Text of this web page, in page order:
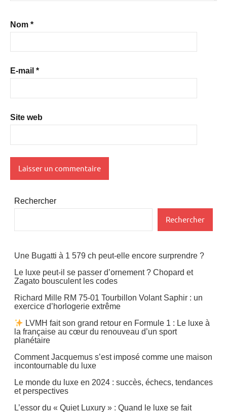
Nom *
E-mail *
Site web
Rechercher
Rechercher
Une Bugatti à 1 579 ch peut-elle encore surprendre ?
Le luxe peut-il se passer d’ornement ? Chopard et
Zagato bousculent les codes
Richard Mille RM 75-01 Tourbillon Volant Saphir : un
exercice d’horlogerie extrême
LVMH fait son grand retour en Formule 1 : Le luxe à
la française au cœur du renouveau d’un sport
planétaire
Comment Jacquemus s’est imposé comme une maison
incontournable du luxe
Le monde du luxe en 2024 : succès, échecs, tendances
et perspectives
L’essor du « Quiet Luxury » : Quand le luxe se fait